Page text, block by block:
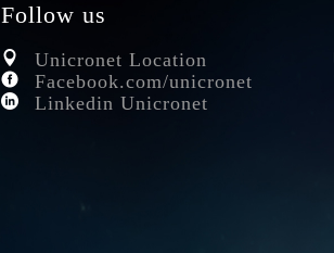
Follow us
Unicronet Location
Facebook.com/unicronet
Linkedin Unicronet